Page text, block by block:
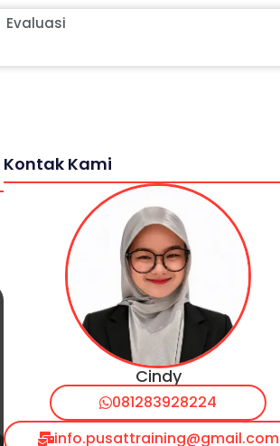
Evaluasi
Kontak Kami
Cindy
081283928224
info.pusattraining@gmail.com